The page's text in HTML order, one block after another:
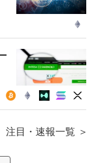
注目・速報一覧